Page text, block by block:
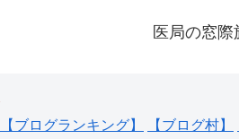
医局の窓際
【ブログランキング】 【ブログ村】